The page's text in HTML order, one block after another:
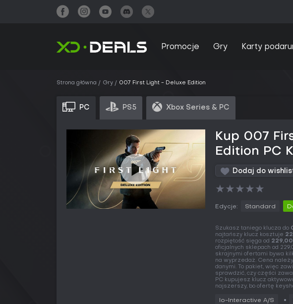
Promocje Gry Karty
Strona główna Gry 007 First Light - Deluxe Edition
PC PS5 Xbox Series & PC
Kup 007
Edition PC
Dodaj do
★★★★★
Edycje: Standard
Szukasz taniego klucza do
najtańszy klucz kosztuje
rozpiętość sięga od 229,00
oficjalnych sklepach od
skrajnymi ofertami bywa
na wyprzedaż. Cena
danymi. To pakiet, więc
sprawdzić, czy części
PC kupujesz klucz
najszerszy, bo ofertę
Io-Interactive A/S